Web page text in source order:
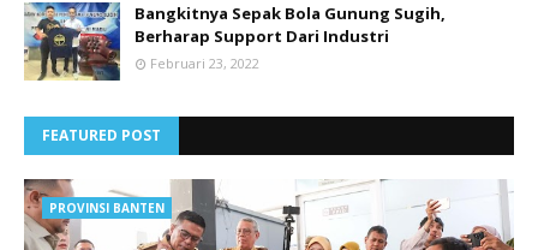
Bangkitnya Sepak Bola Gunung Sugih,
Berharap Support Dari Industri
Februari 23, 2022
FEATURED POST
PROVINSI BANTEN